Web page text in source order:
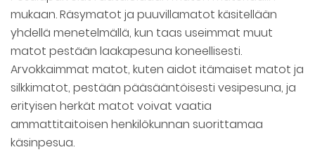
mukaan. Räsymatot ja puuvillamatot käsitellään
yhdellä menetelmällä, kun taas useimmat muut
matot pestään laakapesuna koneellisesti.
Arvokkaimmat matot, kuten aidot itämaiset matot ja
silkkimatot, pestään pääsääntöisesti vesipesuna, ja
erityisen herkät matot voivat vaatia
ammattitaitoisen henkilökunnan suorittamaa
käsinpesua.